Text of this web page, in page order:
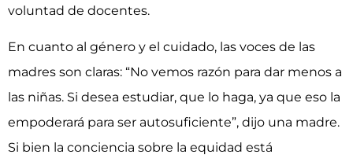
voluntad de docentes.
En cuanto al género y el cuidado, las voces de las
madres son claras: “No vemos razón para dar menos a
las niñas. Si desea estudiar, que lo haga, ya que eso la
empoderará para ser autosuficiente”, dijo una madre.
Si bien la conciencia sobre la equidad está